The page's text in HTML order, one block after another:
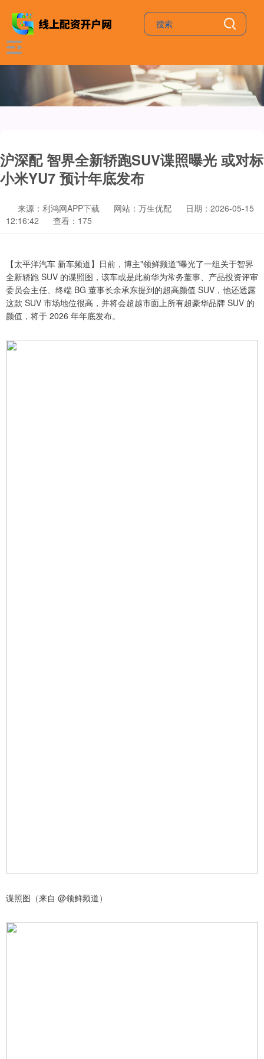
沪深配 智界全新轿跑SUV谍照曝光 或对标
小米YU7 预计年底发布
来源：利鸿网APP下载 网站：万生优配
日期：2026-05-15
12:16:42
查看：175
【太平洋汽车 新车频道】日前，博主"领鲜频道"曝光了一组关于智界
全新轿跑 SUV 的谍照图，该车或是此前华为常务董事、产品投资评审
委员会主任、终端 BG 董事长余承东提到的超高颜值 SUV，他还透露
这款 SUV 市场地位很高，并将会超越市面上所有超豪华品牌 SUV 的
颜值，将于 2026 年年底发布。
谍照图（来自 @领鲜频道）